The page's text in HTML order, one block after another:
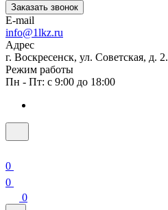
Заказать звонок
E-mail
info@1lkz.ru
Адрес
г. Воскресенск, ул. Советская, д. 2.
Режим работы
Пн - Пт: с 9:00 до 18:00
0
0
0